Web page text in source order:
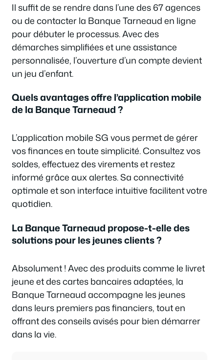
Il suffit de se rendre dans l’une des 67 agences
ou de contacter la Banque Tarneaud en ligne
pour débuter le processus. Avec des
démarches simplifiées et une assistance
personnalisée, l’ouverture d’un compte devient
un jeu d’enfant.
Quels avantages offre l’application mobile
de la Banque Tarneaud ?
L’application mobile SG vous permet de gérer
vos finances en toute simplicité. Consultez vos
soldes, effectuez des virements et restez
informé grâce aux alertes. Sa connectivité
optimale et son interface intuitive facilitent votre
quotidien.
La Banque Tarneaud propose-t-elle des
solutions pour les jeunes clients ?
Absolument ! Avec des produits comme le livret
jeune et des cartes bancaires adaptées, la
Banque Tarneaud accompagne les jeunes
dans leurs premiers pas financiers, tout en
offrant des conseils avisés pour bien démarrer
dans la vie.